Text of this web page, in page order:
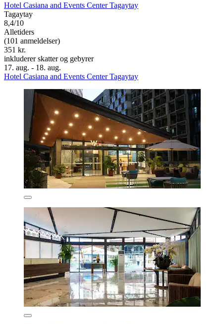
Hotel Casiana and Events Center Tagaytay
Tagaytay
8,4/10
Alletiders
(101 anmeldelser)
351 kr.
inkluderer skatter og gebyrer
17. aug. - 18. aug.
Hotel Casiana and Events Center Tagaytay